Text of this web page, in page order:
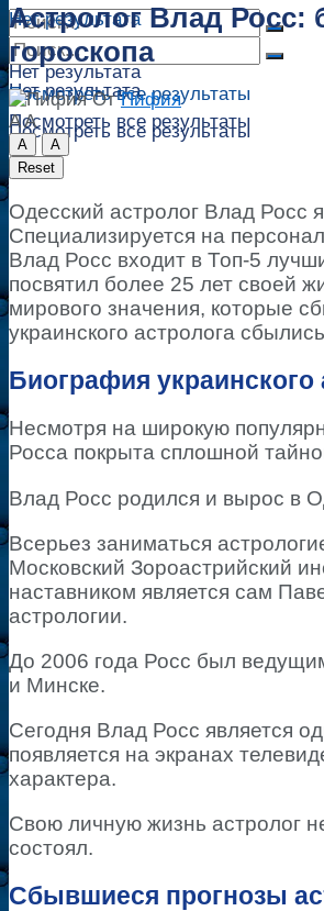
Нет результата
Посмотреть все результаты
Нет результата
Посмотреть все результаты
Нет результата
Посмотреть все результаты
Астролог Влад Росс:
гороскопа
От Пифия
A A
A
A
Reset
Одесский астролог Влад Росс
Специализируется на
Влад Росс входит в Топ-5
посвятил более 25 лет своей
мирового значения, которые
украинского астролога
Биография
Несмотря на широкую
Росса покрыта сплошной
Влад Росс родился и вырос в
Всерьез заниматься
Московский Зороастрийский
наставником является сам
астрологии.
До 2006 года Росс был
и Минске.
Сегодня Влад Росс является
появляется на экранах
характера.
Свою личную жизнь астролог
состоял.
Сбывшиеся прогнозы